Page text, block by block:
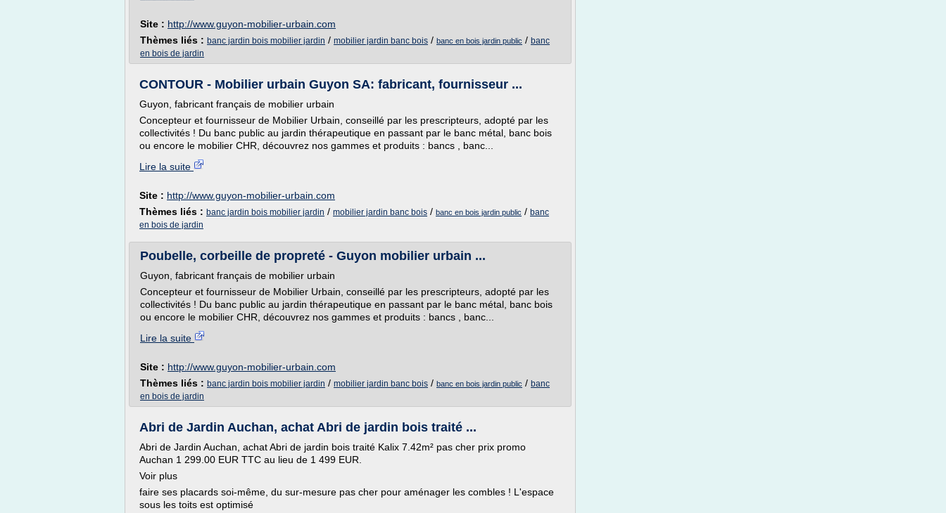
Site : http://www.guyon-mobilier-urbain.com
Thèmes liés : banc jardin bois mobilier jardin / mobilier jardin banc bois / banc en bois jardin public / banc
en bois de jardin
CONTOUR - Mobilier urbain Guyon SA: fabricant, fournisseur ...
Guyon, fabricant français de mobilier urbain
Concepteur et fournisseur de Mobilier Urbain, conseillé par les prescripteurs, adopté par les
collectivités ! Du banc public au jardin thérapeutique en passant par le banc métal, banc bois
ou encore le mobilier CHR, découvrez nos gammes et produits : bancs , banc...
Lire la suite
Site : http://www.guyon-mobilier-urbain.com
Thèmes liés : banc jardin bois mobilier jardin / mobilier jardin banc bois / banc en bois jardin public / banc
en bois de jardin
Poubelle, corbeille de propreté - Guyon mobilier urbain ...
Guyon, fabricant français de mobilier urbain
Concepteur et fournisseur de Mobilier Urbain, conseillé par les prescripteurs, adopté par les
collectivités ! Du banc public au jardin thérapeutique en passant par le banc métal, banc bois
ou encore le mobilier CHR, découvrez nos gammes et produits : bancs , banc...
Lire la suite
Site : http://www.guyon-mobilier-urbain.com
Thèmes liés : banc jardin bois mobilier jardin / mobilier jardin banc bois / banc en bois jardin public / banc
en bois de jardin
Abri de Jardin Auchan, achat Abri de jardin bois traité ...
Abri de Jardin Auchan, achat Abri de jardin bois traité Kalix 7.42m² pas cher prix promo
Auchan 1 299.00 EUR TTC au lieu de 1 499 EUR.
Voir plus
faire ses placards soi-même, du sur-mesure pas cher pour aménager les combles ! L'espace
sous les toits est optimisé